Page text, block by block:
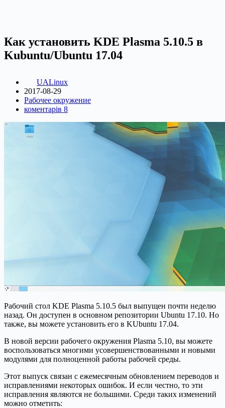
Как установить KDE Plasma 5.10.5 в
Kubuntu/Ubuntu 17.04
UALinux
2017-08-29
Рабочее окружение
коментарів 8
Рабочий стол KDE Plasma 5.10.5 был выпущен почти неделю
назад. Он доступен в основном репозитории Ubuntu 17.10. Но
также, вы можете установить его в KUbuntu 17.04.
В новой версии рабочего окружения Plasma 5.10, вы можете
воспользоваться многими усовершенствованными и новыми
модулями для полноценной работы рабочей среды.
Этот выпуск связан с ежемесячным обновлением переводов и
исправлениями некоторых ошибок. И если честно, то эти
исправления являются не большими. Среди таких изменений
можно отметить: